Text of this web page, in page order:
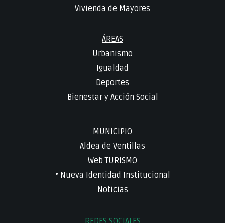
Vivienda de Mayores
ÁREAS
Urbanismo
Igualdad
Deportes
Bienestar y Acción Social
MUNICIPIO
Aldea de Ventillas
Web TURISMO
• Nueva Identidad Institucional
Noticias